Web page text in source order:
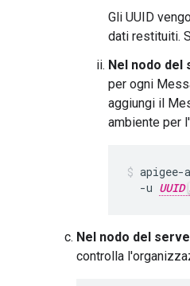
Gli UUID
dati restituiti.
Nel nodo del
per ogni
aggiungi il
ambiente per
  -u
UUID
Nel nodo del
controlla